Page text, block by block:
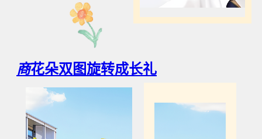
商花朵双图旋转成长礼